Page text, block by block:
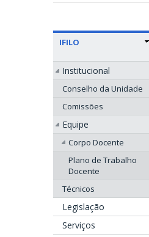
IFILO
Institucional
Conselho da Unidade
Comissões
Equipe
Corpo Docente
Plano de Trabalho
Docente
Técnicos
Legislação
Serviços